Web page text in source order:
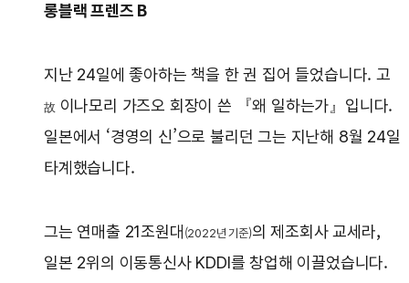
롱블랙 프렌즈 B
지난 24일에 좋아하는 책을 한 권 집어 들었습니다. 고
故 이나모리 가즈오 회장이 쓴 『왜 일하는가』입니다.
일본에서 ‘경영의 신’으로 불리던 그는 지난해 8월 24일
타계했습니다.
그는 연매출 21조원대 (2022년 기준)의 제조회사 교세라,
일본 2위의 이동통신사 KDDI를 창업해 이끌었습니다.